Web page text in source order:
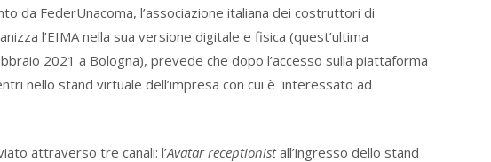
da FederUnacoma, l’associazione italiana dei costruttori di
l’EIMA nella sua versione digitale e fisica (quest’ultima
2021 a Bologna), prevede che dopo l’accesso sulla piattaforma
nello stand virtuale dell’impresa con cui è interessato ad
attraverso tre canali: l’Avatar receptionistall’ingresso dello stand